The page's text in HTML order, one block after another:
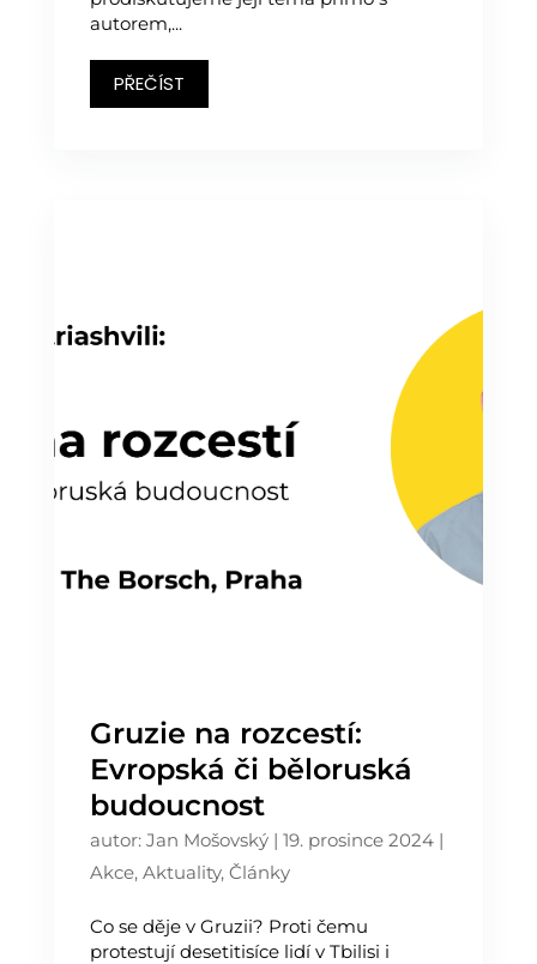
autorem,...
PŘEČÍST
Gruzie na rozcestí:
Evropská či běloruská
budoucnost
autor: Jan Mošovský| 19. prosince 2024|
Akce, Aktuality, Články
Co se děje v Gruzii? Proti čemu
protestují desetitisíce lidí v Tbilisi i